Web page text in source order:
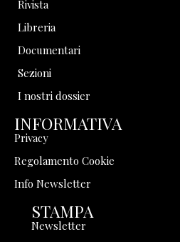
Rivista
Libreria
Documentari
Sezioni
I nostri dossier
INFORMATIVA
Privacy
Regolamento Cookie
Info Newsletter
STAMPA
Newsletter